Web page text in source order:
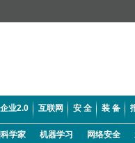
企业2.0 互联网 安 全 装 备
学家 机器学习 网络安全